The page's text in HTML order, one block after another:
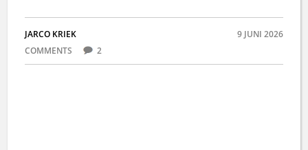
JARCO KRIEK
9 JUNI 2026
COMMENTS
2